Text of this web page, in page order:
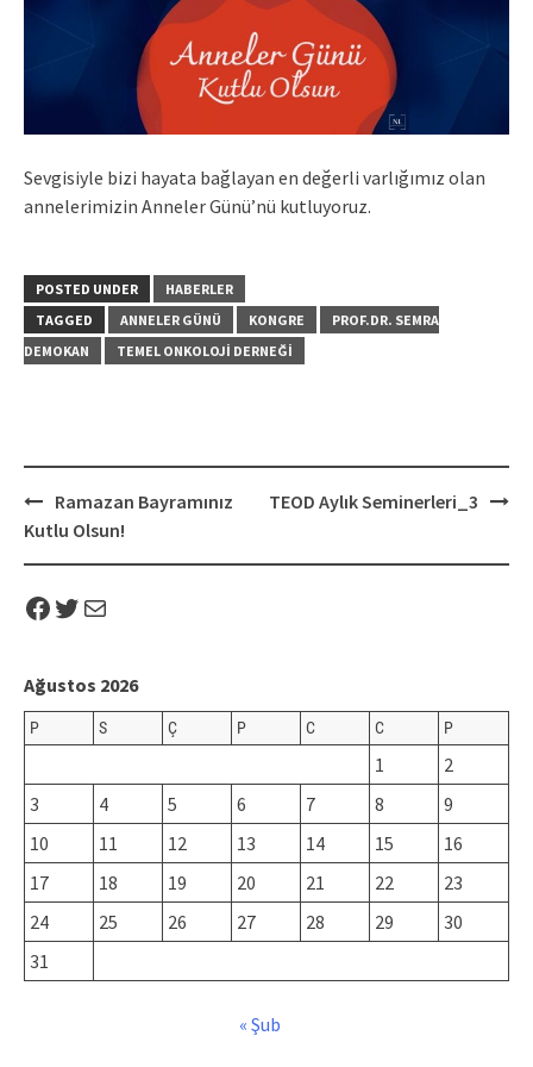
Sevgisiyle bizi hayata bağlayan en değerli varlığımız olan
annelerimizin Anneler Günü’nü kutluyoruz.
POSTED UNDER
HABERLER
TAGGED
ANNELER GÜNÜ KONGRE
PROF.DR. SEMRA
DEMOKAN
TEMEL ONKOLOJI DERNEĞI
Post
navigation
Ramazan Bayramınız
Kutlu Olsun!
TEOD Aylık Seminerleri_3
Facebook
Twitter
Mail
Ağustos 2026
P S Ç P C C P
1
2
3
4 5 6 7 8
9
10
11 12 13 14 15
16
17
18 19 20 21 22
23
24
25 26 27 28 29
30
31
« Şub